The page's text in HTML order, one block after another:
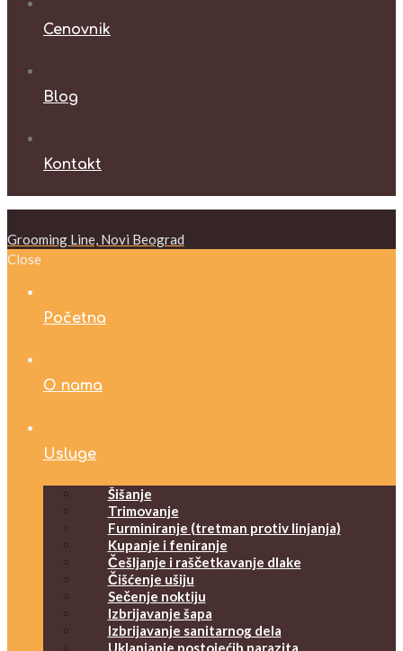
Cenovnik
Blog
Kontakt
Grooming Line, Novi Beograd
Close
Početna
O nama
Usluge
Šišanje
Trimovanje
Furminiranje (tretman protiv linjanja)
Kupanje i feniranje
Češljanje i raščetkavanje dlake
Čišćenje ušiju
Sečenje noktiju
Izbrijavanje šapa
Izbrijavanje sanitarnog dela
Uklanjanje postojećih parazita